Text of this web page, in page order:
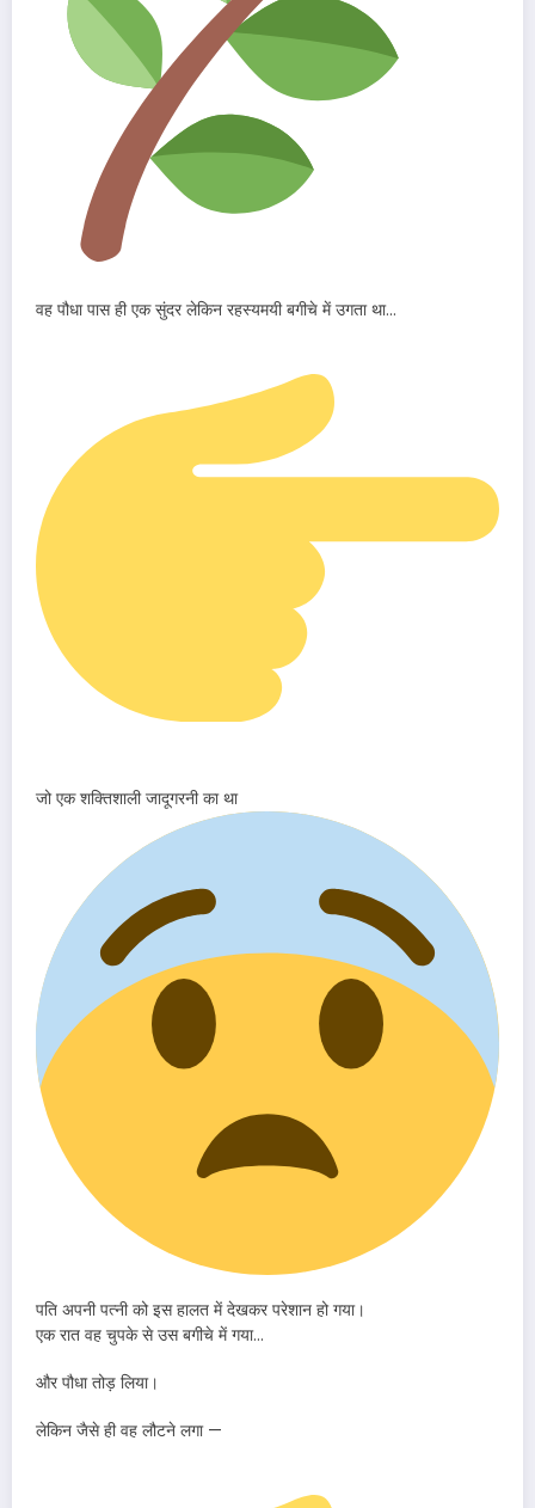
वह पौधा पास ही एक सुंदर लेकिन रहस्यमयी बगीचे में उगता था…
जो एक शक्तिशाली जादूगरनी का था
पति अपनी पत्नी को इस हालत में देखकर परेशान हो गया।
एक रात वह चुपके से उस बगीचे में गया…
और पौधा तोड़ लिया।
लेकिन जैसे ही वह लौटने लगा —